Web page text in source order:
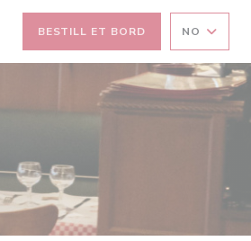
BESTILL ET BORD NO